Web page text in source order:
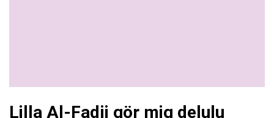
Lilla Al-Fadji gör mig delulu